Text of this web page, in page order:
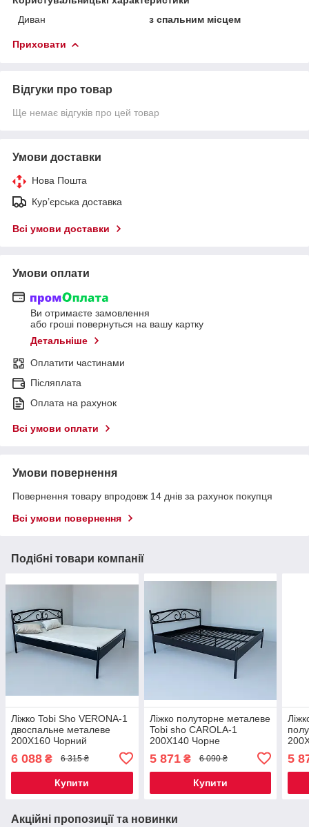
Диван
з спальним місцем
Приховати
Відгуки про товар
Ще немає відгуків про цей товар
Умови доставки
Нова Пошта
Кур’єрська доставка
Всі умови доставки
Умови оплати
Ви отримаєте замовлення
або гроші повернуться на вашу картку
Детальніше
Оплатити частинами
Післяплата
Оплата на рахунок
Всі умови оплати
Умови повернення
Повернення товару впродовж 14 днів за рахунок покупця
Всі умови повернення
Подібні товари компанії
Ліжко Tobi Sho VERONA-1
двоспальне металеве
200X160 Чорний
6 088 ₴ 6 315 ₴
Купити
Ліжко полуторне металеве
Tobi sho CAROLA-1
200Х140 Чорне
5 871₴ 6 090 ₴
Купити
5
Акційні пропозиції та новинки